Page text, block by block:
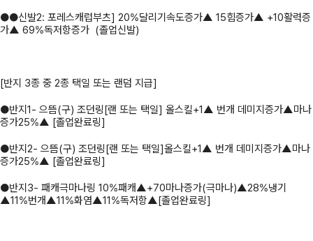
●●신발2: 포레스캐럽부츠] 20%달리기속도증가▲ 15힘증가▲ +10활력증
가▲ 69%독저항증가 (졸업신발)
[반지 3종 중 2종 택일 또는 랜덤 지급]
●반지1- 으뜸(구) 조던링[랜 또는 택일] 올스킬+1▲ 번개 데미지증가▲마나
증가25%▲ [졸업완료링]
●반지2- 으뜸(구) 조던링[랜 또는 택일]올스킬+1▲ 번개 데미지증가▲마나
증가25%▲ [졸업완료링]
●반지3- 패캐극마나링 10%패캐▲+70마나증가(극마나)▲28%냉기
▲11%번개▲11%화염▲11%독저항▲[졸업완료링]